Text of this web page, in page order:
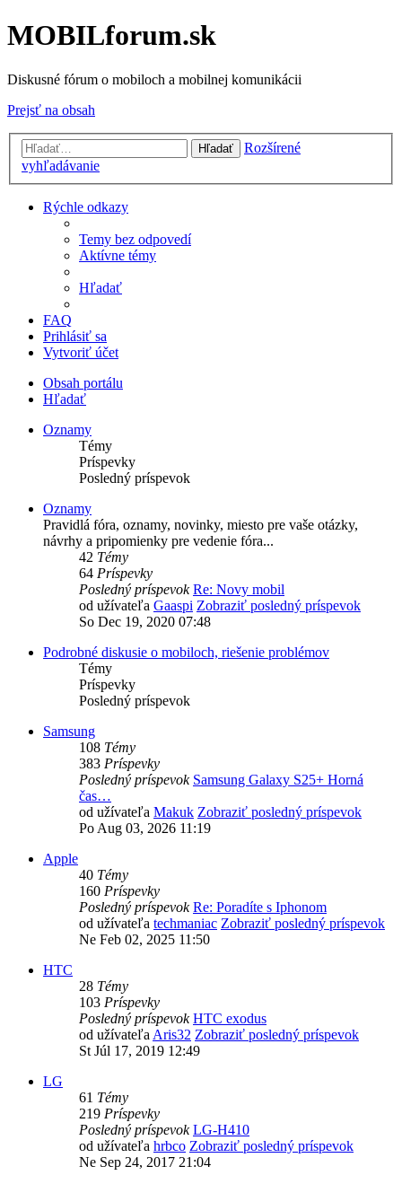
MOBILforum.sk
Diskusné fórum o mobiloch a mobilnej komunikácii
Prejsť na obsah
Hľadať
Rozšírené
vyhľadávanie
Rýchle odkazy
Temy bez odpovedí
Aktívne témy
Hľadať
FAQ
Prihlásiť sa
Vytvoriť účet
Obsah portálu
Hľadať
Oznamy
Témy
Príspevky
Posledný príspevok
Oznamy
Pravidlá fóra, oznamy, novinky, miesto pre vaše otázky,
návrhy a pripomienky pre vedenie fóra...
42 Témy
64 Príspevky
Posledný príspevok Re: Novy mobil
od užívateľa Gaaspi Zobraziť posledný príspevok
So Dec 19, 2020 07:48
Podrobné diskusie o mobiloch, riešenie problémov
Témy
Príspevky
Posledný príspevok
Samsung
108 Témy
383 Príspevky
Posledný príspevok Samsung Galaxy S25+ Horná
čas…
od užívateľa Makuk Zobraziť posledný príspevok
Po Aug 03, 2026 11:19
Apple
40 Témy
160 Príspevky
Posledný príspevok Re: Poradíte s Iphonom
od užívateľa techmaniac Zobraziť posledný príspevok
Ne Feb 02, 2025 11:50
HTC
28 Témy
103 Príspevky
Posledný príspevok HTC exodus
od užívateľaAris32 Zobraziť posledný príspevok
St Júl 17, 2019 12:49
LG
61 Témy
219 Príspevky
Posledný príspevok LG-H410
od užívateľa hrbco Zobraziť posledný príspevok
Ne Sep 24, 2017 21:04